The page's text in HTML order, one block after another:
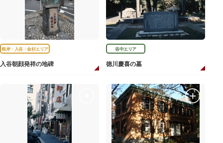
根岸・入谷・金杉エリア
入谷朝顔発祥の地碑
谷中エリア
徳川慶喜の墓